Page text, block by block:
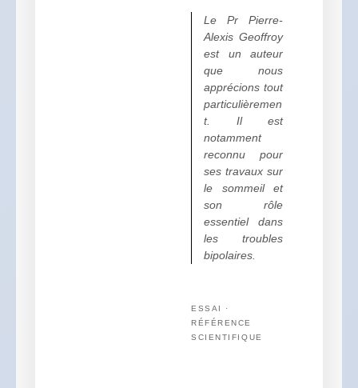
Le Pr Pierre-
Alexis Geoffroy
est un auteur
que nous
apprécions tout
particulièremen
t. Il est
notamment
reconnu pour
ses travaux sur
le sommeil et
son rôle
essentiel dans
les troubles
bipolaires.
ESSAI ·
RÉFÉRENCE
SCIENTIFIQUE